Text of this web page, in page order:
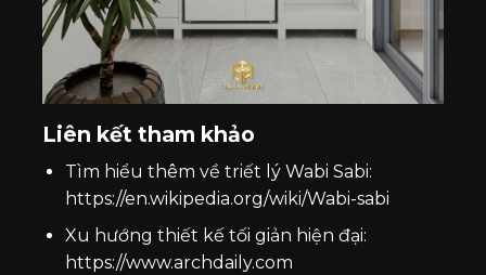
Liên kết tham khảo
Tìm hiểu thêm về triết lý Wabi Sabi:
https://en.wikipedia.org/wiki/Wabi-sabi
Xu hướng thiết kế tối giản hiện đại:
https://www.archdaily.com